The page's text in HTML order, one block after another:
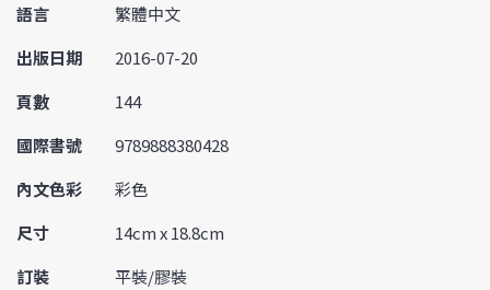
語言
繁體中文
出版日期
2016-07-20
頁數
144
國際書號
9789888380428
內文色彩
彩色
尺寸
14cm x 18.8cm
訂裝
平裝/膠裝